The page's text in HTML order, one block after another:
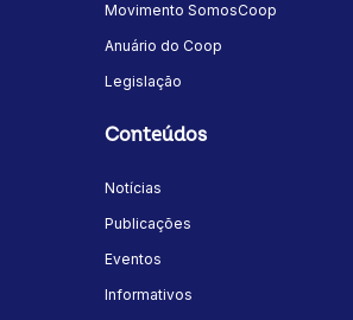
Movimento SomosCoop
Anuário do Coop
Legislação
Conteúdos
Notícias
Publicações
Eventos
Informativos